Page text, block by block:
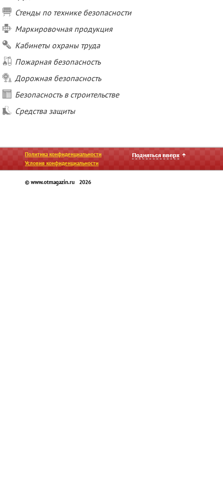
Стенды по технике безопасности
Маркировочная продукция
Кабинеты охраны труда
Пожарная безопасность
Дорожная безопасность
Безопасность в строительстве
Средства защиты
Политика конфиденциальности
Условия конфиденциальности
© www.otmagazin.ru 2026